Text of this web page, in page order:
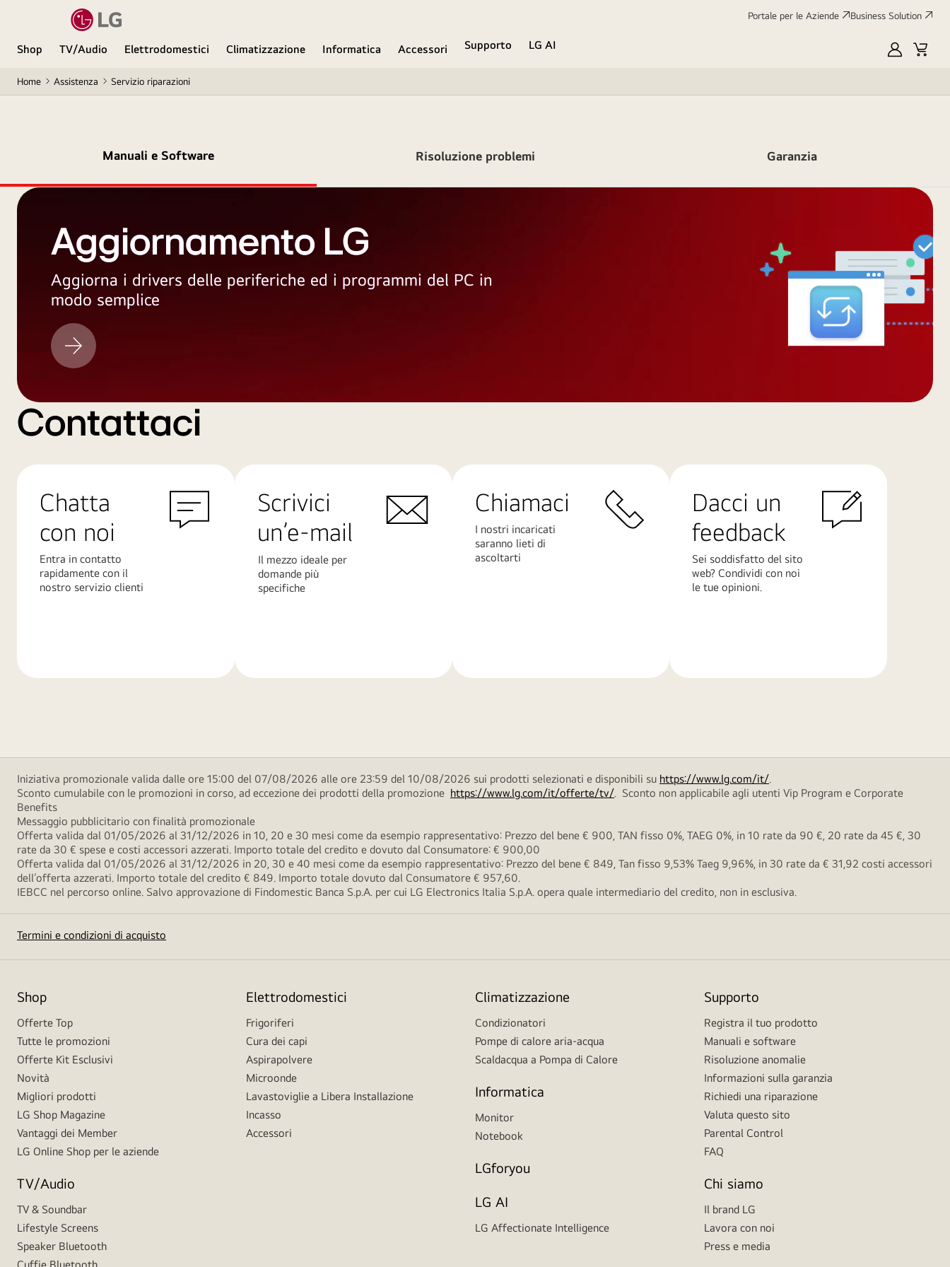
Portale per le Aziende Business Solution
Shop TV/Audio Elettrodomestici Climatizzazione Informatica Accessori Supporto
LG AI
My
Cart
Home Assistenza Servizio riparazioni
Manuali e Software Risoluzione problemi Garanzia
Aggiornamento LG
Aggiorna i drivers delle periferiche ed i programmi del PC in
modo semplice
Aggiornamento
LG
Contattaci
Chatta
con noi
Entra in contatto
rapidamente con il
nostro servizio clienti
Scrivici
un’e-mail
Il mezzo ideale per
domande più
specifiche
Chiamaci
I nostri incaricati
saranno lieti di
ascoltarti
Dacci un
feedback
Sei soddisfatto del sito
web? Condividi con noi
le tue opinioni.
Iniziativa promozionale valida dalle ore 15:00 del 07/08/2026 alle ore 23:59 del 10/08/2026 sui prodotti selezionati e disponibili su https://www.lg.com/it/.
Sconto cumulabile con le promozioni in corso, ad eccezione dei prodotti della promozione https://www.lg.com/it/offerte/tv/. Sconto non applicabile agli utenti Vip Program e Corporate
Benefits
Messaggio pubblicitario con finalità promozionale
Offerta valida dal 01/05/2026 al 31/12/2026 in 10, 20 e 30 mesi come da esempio rappresentativo: Prezzo del bene € 900, TAN fisso 0%, TAEG 0%, in 10 rate da 90 €, 20 rate da 45 €, 30
rate da 30 € spese e costi accessori azzerati. Importo totale del credito e dovuto dal Consumatore: € 900,00
Offerta valida dal 01/05/2026 al 31/12/2026 in 20, 30 e 40 mesi come da esempio rappresentativo: Prezzo del bene € 849, Tan fisso 9,53% Taeg 9,96%, in 30 rate da € 31,92 costi accessori
dell’offerta azzerati. Importo totale del credito € 849. Importo totale dovuto dal Consumatore € 957,60.
IEBCC nel percorso online. Salvo approvazione di Findomestic Banca S.p.A. per cui LG Electronics Italia S.p.A. opera quale intermediario del credito, non in esclusiva.
Termini e condizioni di acquisto
Shop
Offerte Top
Tutte le promozioni
Offerte Kit Esclusivi
Novità
Migliori prodotti
LG Shop Magazine
Vantaggi dei Member
LG Online Shop per le aziende
TV/Audio
TV & Soundbar
Lifestyle Screens
Speaker Bluetooth
Elettrodomestici
Frigoriferi
Cura dei capi
Aspirapolvere
Microonde
Lavastoviglie a Libera Installazione
Incasso
Accessori
Climatizzazione
Condizionatori
Pompe di calore aria-acqua
Scaldacqua a Pompa di Calore
Informatica
Monitor
Notebook
LGforyou
LG AI
LG Affectionate Intelligence
Supporto
Registra il tuo prodotto
Manuali e software
Risoluzione anomalie
Informazioni sulla garanzia
Richiedi una riparazione
Valuta questo sito
Parental Control
FAQ
Chi siamo
Il brand LG
Lavora con noi
Press e media